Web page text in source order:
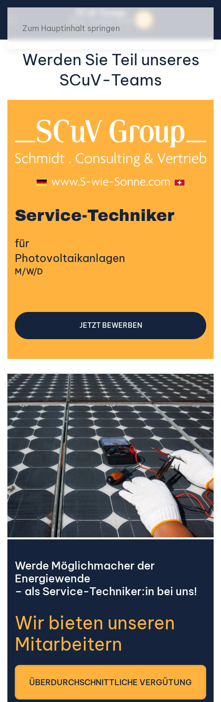
Zum Hauptinhalt springen
Werden Sie Teil unseres
SCuV-Teams
Service-Techniker
für
Photovoltaikanlagen
M/W/D
JETZT BEWERBEN
Werde Möglichmacher der
Energiewende
– als Service-Techniker:in bei uns!
Wir bieten unseren
Mitarbeitern
ÜBERDURCHSCHNITTLICHE VERGÜTUNG